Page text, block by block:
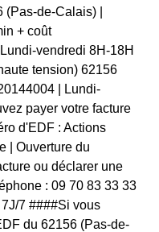
de-Calais) |
+ coût
vendredi 8H-18H
tension) 62156
| Lundi-
payer votre facture
d'EDF : Actions
| Ouverture du
ou déclarer une
: 09 70 83 33 33
7 ####Si vous
du 62156 (Pas-de-